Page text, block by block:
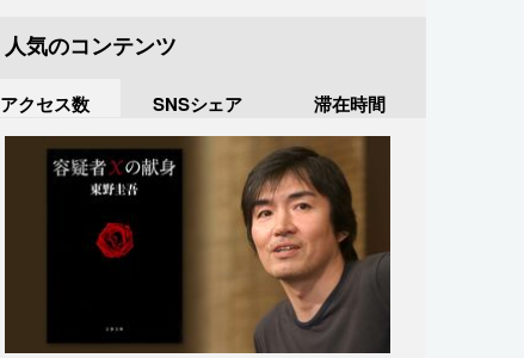
人気のコンテンツ
アクセス数 SNSシェア 滞在時間